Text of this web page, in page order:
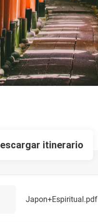
descargar itinerario
Japon+Espiritual.pdf